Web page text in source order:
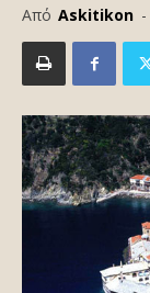
Από Askitikon -